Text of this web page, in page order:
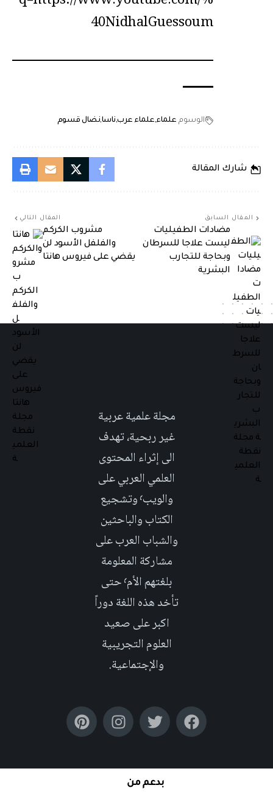
40NidhalGuessoum
الوسوم علماء علماء عرب ناسانضال قسوم
شارك المقالة
المقال السابق
مضادات الطفيليات
ليست علاجا للسرطان
وبحاجة للتجارب
البشرية
المقال التالي
مشروب الكركم
والفلفل الأسود لن
يقضي على فيروس هانتا
مجلة علمية عربية
غير ربحية، تهدف
الى إثراء المحتوى
العلمي العربي على
والويب٬ وتشجيع
الكتاب والباحثين
والشباب العرب على
مشاركة المعلومة
بلغتهم الأم٬ حتى
تأخد هذه اللغة دوراً
اكبر على صعيد
العلوم التجريبية
والإجتماعية.
بدعم من